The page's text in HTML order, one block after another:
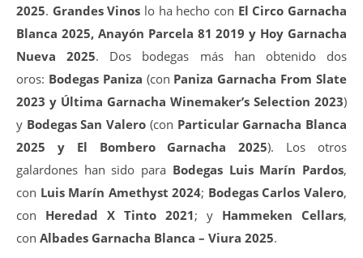
2025. Grandes Vinos lo ha hecho con El Circo Garnacha
Blanca 2025, Anayón Parcela 81 2019 y Hoy Garnacha
Nueva 2025. Dos bodegas más han obtenido dos
oros: Bodegas Paniza (con Paniza Garnacha From Slate
2023 y Última Garnacha Winemaker’s Selection 2023)
y Bodegas San Valero (con Particular Garnacha Blanca
2025 y El Bombero Garnacha 2025). Los otros
galardones han sido para Bodegas Luis Marín Pardos,
con Luis Marín Amethyst 2024; Bodegas Carlos Valero,
con Heredad X Tinto 2021; y Hammeken Cellars,
con Albades Garnacha Blanca – Viura 2025.